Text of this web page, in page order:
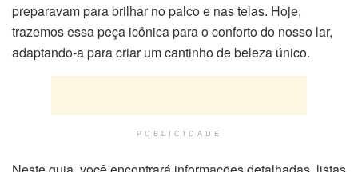
preparavam para brilhar no palco e nas telas. Hoje,
trazemos essa peça icônica para o conforto do nosso lar,
adaptando-a para criar um cantinho de beleza único.
PUBLICIDADE